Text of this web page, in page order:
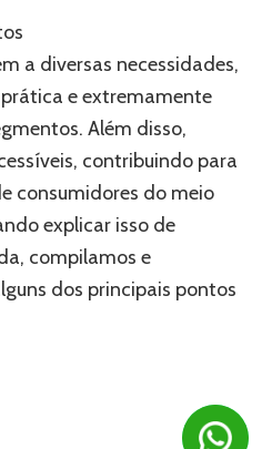
a diversas necessidades,
e extremamente
Além disso,
contribuindo para
consumidores do meio
explicar isso de
compilamos e
dos principais pontos